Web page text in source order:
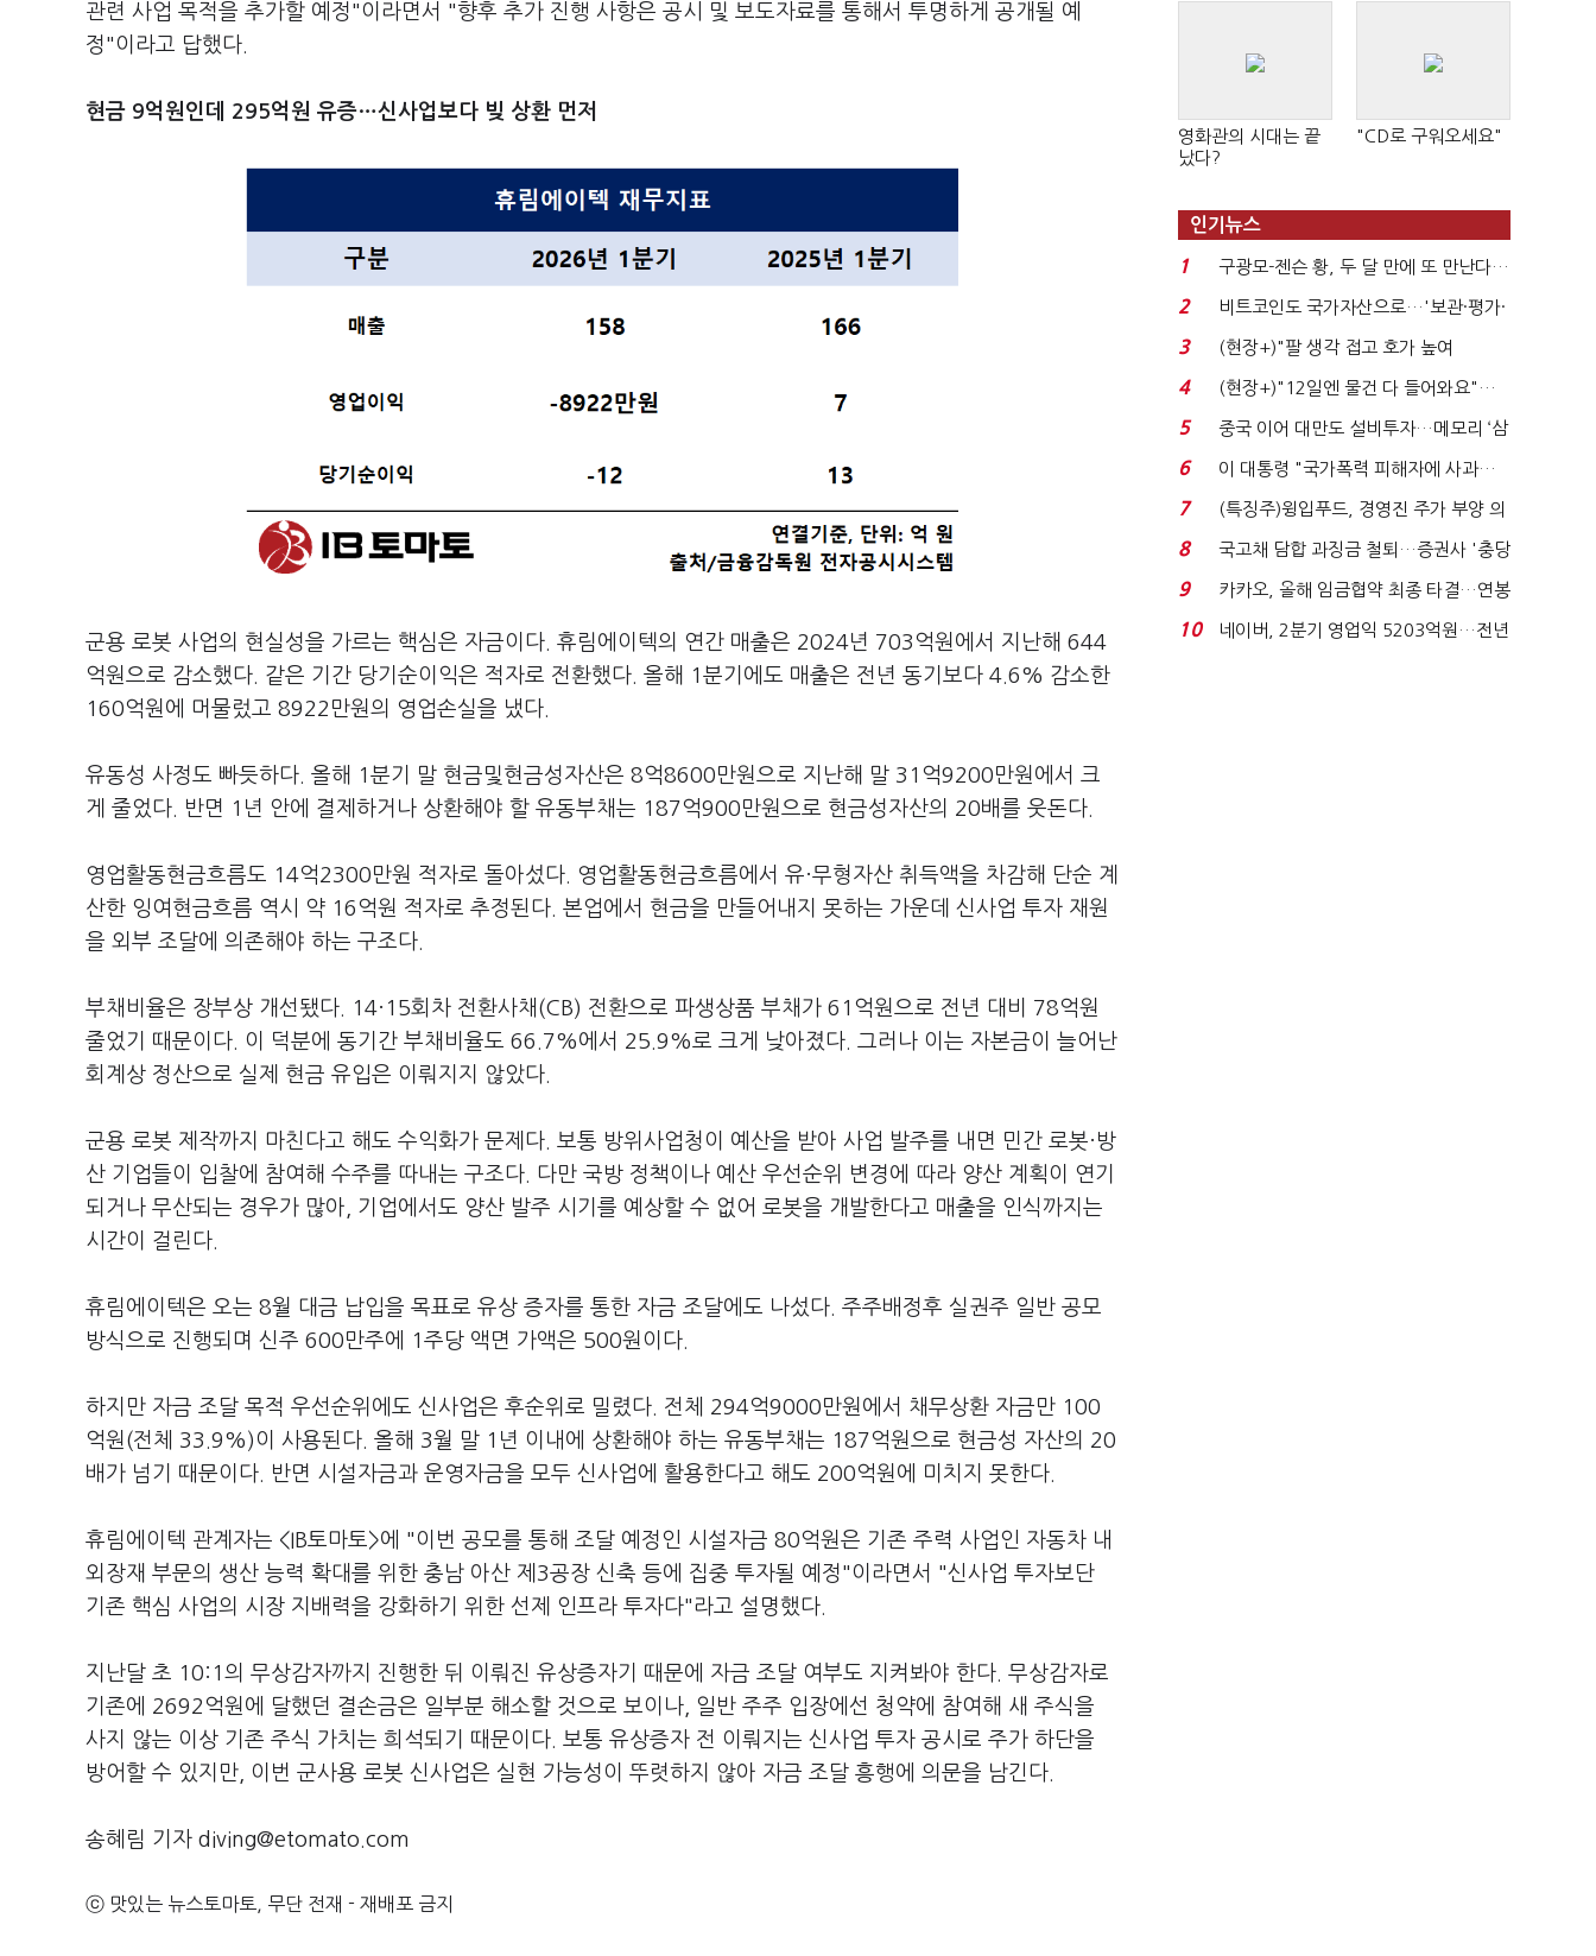
관련 사업 목적을 추가할 예정"이라면서 "향후 추가 진행 사항은 공시 및 보도자료를 통해서 투명하게 공개될 예
정"이라고 답했다.
현금 9억원인데 295억원 유증…신사업보다 빚 상환 먼저
군용 로봇 사업의 현실성을 가르는 핵심은 자금이다. 휴림에이텍의 연간 매출은 2024년 703억원에서 지난해 644
억원으로 감소했다. 같은 기간 당기순이익은 적자로 전환했다. 올해 1분기에도 매출은 전년 동기보다 4.6% 감소한
160억원에 머물렀고 8922만원의 영업손실을 냈다.
유동성 사정도 빠듯하다. 올해 1분기 말 현금및현금성자산은 8억8600만원으로 지난해 말 31억9200만원에서 크
게 줄었다. 반면 1년 안에 결제하거나 상환해야 할 유동부채는 187억900만원으로 현금성자산의 20배를 웃돈다.
영업활동현금흐름도 14억2300만원 적자로 돌아섰다. 영업활동현금흐름에서 유·무형자산 취득액을 차감해 단순 계
산한 잉여현금흐름 역시 약 16억원 적자로 추정된다. 본업에서 현금을 만들어내지 못하는 가운데 신사업 투자 재원
을 외부 조달에 의존해야 하는 구조다.
부채비율은 장부상 개선됐다. 14·15회차 전환사채(CB) 전환으로 파생상품 부채가 61억원으로 전년 대비 78억원
줄었기 때문이다. 이 덕분에 동기간 부채비율도 66.7%에서 25.9%로 크게 낮아졌다. 그러나 이는 자본금이 늘어난
회계상 정산으로 실제 현금 유입은 이뤄지지 않았다.
군용 로봇 제작까지 마친다고 해도 수익화가 문제다. 보통 방위사업청이 예산을 받아 사업 발주를 내면 민간 로봇·방
산 기업들이 입찰에 참여해 수주를 따내는 구조다. 다만 국방 정책이나 예산 우선순위 변경에 따라 양산 계획이 연기
되거나 무산되는 경우가 많아, 기업에서도 양산 발주 시기를 예상할 수 없어 로봇을 개발한다고 매출을 인식까지는
시간이 걸린다.
휴림에이텍은 오는 8월 대금 납입을 목표로 유상 증자를 통한 자금 조달에도 나섰다. 주주배정후 실권주 일반 공모
방식으로 진행되며 신주 600만주에 1주당 액면 가액은 500원이다.
하지만 자금 조달 목적 우선순위에도 신사업은 후순위로 밀렸다. 전체 294억9000만원에서 채무상환 자금만 100
억원(전체 33.9%)이 사용된다. 올해 3월 말 1년 이내에 상환해야 하는 유동부채는 187억원으로 현금성 자산의 20
배가 넘기 때문이다. 반면 시설자금과 운영자금을 모두 신사업에 활용한다고 해도 200억원에 미치지 못한다.
휴림에이텍 관계자는 <IB토마토>에 "이번 공모를 통해 조달 예정인 시설자금 80억원은 기존 주력 사업인 자동차 내
외장재 부문의 생산 능력 확대를 위한 충남 아산 제3공장 신축 등에 집중 투자될 예정"이라면서 "신사업 투자보단
기존 핵심 사업의 시장 지배력을 강화하기 위한 선제 인프라 투자다"라고 설명했다.
지난달 초 10:1의 무상감자까지 진행한 뒤 이뤄진 유상증자기 때문에 자금 조달 여부도 지켜봐야 한다. 무상감자로
기존에 2692억원에 달했던 결손금은 일부분 해소할 것으로 보이나, 일반 주주 입장에선 청약에 참여해 새 주식을
사지 않는 이상 기존 주식 가치는 희석되기 때문이다. 보통 유상증자 전 이뤄지는 신사업 투자 공시로 주가 하단을
방어할 수 있지만, 이번 군사용 로봇 신사업은 실현 가능성이 뚜렷하지 않아 자금 조달 흥행에 의문을 남긴다.
송혜림 기자 diving@etomato.com
ⓒ 맛있는 뉴스토마토, 무단 전재 - 재배포 금지
영화관의 시대는 끝
났다?
"CD로 구워오세요"
인기뉴스
1
구광모-젠슨 황, 두 달 만에 또 만난다…
로봇·AI 등 논...
2
비트코인도 국가자산으로…'보관·평가·
처분' 기준은 ...
3
(현장+)"팔 생각 접고 호가 높여
요"…'덜 똘똘한 한 채' 20...
4
(현장+)"12일엔 물건 다 들어와요"…
빈 매대 채우며 문 연 ...
5
중국 이어 대만도 설비투자…메모리 ‘삼
국전쟁’
6
이 대통령 "국가폭력 피해자에 사과…
적극적 조사로 진...
7
(특징주)윙입푸드, 경영진 주가 부양 의
지에 상한가...
8
국고채 담합 과징금 철퇴…증권사 '충당
금 폭탄' 우려...
9
카카오, 올해 임금협약 최종 타결…연봉
6.3% 인상·격려...
10
네이버, 2분기 영업익 5203억원…전년